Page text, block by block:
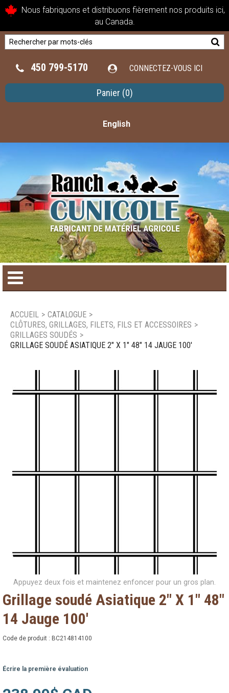
Nous fabriquons et distribuons fièrement nos produits ici,
au Canada.
450 799-5170 CONNECTEZ-VOUS ICI
Panier (0)
English
Catalogue de produit
Nouveaux produits
ACCUEIL > CATALOGUE >
CLÔTURES, GRILLAGES, FILETS, FILS ET ACCESSOIRES >
GRILLAGES SOUDÉS >
GRILLAGE SOUDÉ ASIATIQUE 2" X 1" 48" 14 JAUGE 100'
Appuyez deux fois et maintenez enfoncer pour un gros plan.
Grillage soudé Asiatique 2" X 1" 48"
14 Jauge 100'
Code de produit : BC214814100
Écrire la première évaluation